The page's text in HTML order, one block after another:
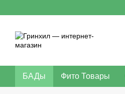
БАДы Фито Товары